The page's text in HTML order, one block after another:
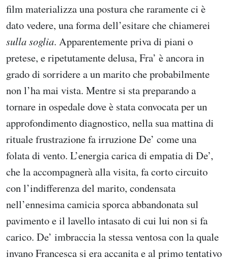
film materializza una postura che raramente ci è
dato vedere, una forma dell’esitare che chiamerei
sulla soglia. Apparentemente priva di piani o
pretese, e ripetutamente delusa, Fra’ è ancora in
grado di sorridere a un marito che probabilmente
non l’ha mai vista. Mentre si sta preparando a
tornare in ospedale dove è stata convocata per un
approfondimento diagnostico, nella sua mattina di
rituale frustrazione fa irruzione De’ come una
folata di vento. L’energia carica di empatia di De’,
che la accompagnerà alla visita, fa corto circuito
con l’indifferenza del marito, condensata
nell’ennesima camicia sporca abbandonata sul
pavimento e il lavello intasato di cui lui non si fa
carico. De’ imbraccia la stessa ventosa con la quale
invano Francesca si era accanita e al primo tentativo